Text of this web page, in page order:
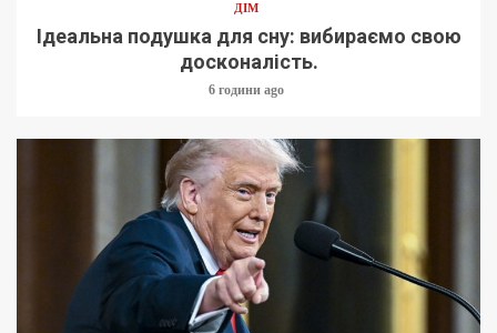
ДІМ
Ідеальна подушка для сну: вибираємо свою
досконалість.
6 години ago